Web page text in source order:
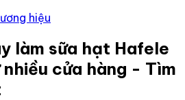
hiệu
làm sữa hạt Hafele
cửa hàng - Tìm